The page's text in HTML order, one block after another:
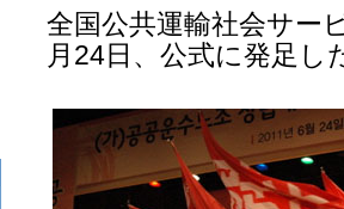
全国公共運輸社会サー
月24日、公式に発足し